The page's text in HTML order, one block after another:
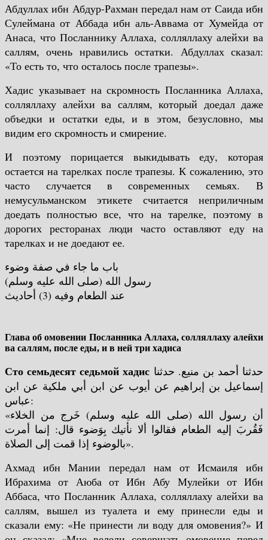
Абдуллах ибн Абдур-Рахман передал нам от Саида ибн
Сулеймана от Аббада ибн аль-Аввама от Хумейда от
Анаса, что Посланнику Аллаха, солляллаху алейхи ва
саллям, очень нравились остатки. Абдуллах сказал:
«То есть то, что осталось после трапезы».
Хадис указывает на скромность Посланника Аллаха,
солляллаху алейхи ва саллям, который доедал даже
объедки и остатки еды, и в этом, безусловно, мы
видим его скромность и смирение.
И поэтому порицается выкидывать еду, которая
остается на тарелках после трапезы. К сожалению, это
часто случается в современных семьях. В
немусульманском этикете считается неприличным
доедать полностью все, что на тарелке, поэтому в
дорогих ресторанах люди часто оставляют еду на
тарелках и не доедают ее.
باب ما جاء في صفة وضوء
رسول الله (صلى الله عليه وسلم)
عند الطعام وفيه (3) أحاديث
Глава об омовении Посланника Аллаха, солляллаху алейхи
ва саллям, после еды, и в ней три хадиса
Сто семьдесят седьмой хадис حدثنا أحمد بن منيع. حدثنا
إسماعيل بن إبراهيم عن أيوب عن ابن أبي ملكية عن ابن
عباس:
«أن رسول الله (صلى الله عليه وسلم) خَرج من الخلاء
فَقُربَ إليه الطعام فقالوا ألا نأتيك بِوَضوء قال: إنما أمرت
بالوضوء إذا قمت إلى الصلاة».
Ахмад ибн Мании передал нам от Исмаиля ибн
Ибрахима от Аюба от Ибн Абу Мулейки от Ибн
Аббаса, что Посланник Аллаха, солляллаху алейхи ва
саллям, вышел из туалета и ему принесли еды и
сказали ему: «Не принести ли воду для омовения?» И